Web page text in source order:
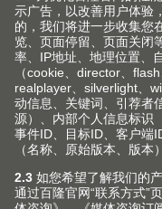
模具和夹具
在加工 Blum 百隆产
供得力支持。